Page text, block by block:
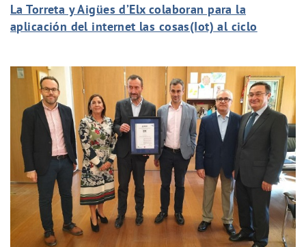
La Torreta y Aigües d’Elx colaboran para la
aplicación del internet las cosas(Iot) al ciclo